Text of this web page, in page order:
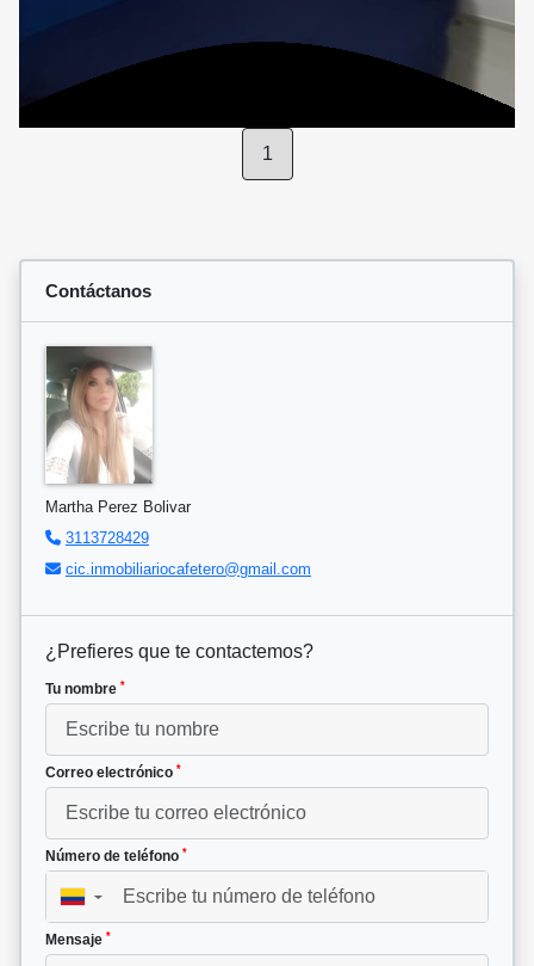
1
Contáctanos
Martha Perez Bolivar
3113728429
cic.inmobiliariocafetero@gmail.com
¿Prefieres que te contactemos?
Tu nombre *
Correo electrónico *
Número de teléfono *
▼
Mensaje *